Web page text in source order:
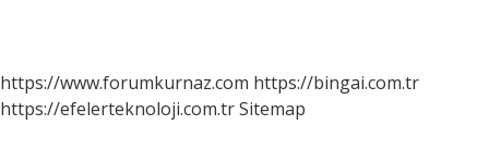
https://www.forumkurnaz.com https://bingai.com.tr
https://efelerteknoloji.com.trSitemap